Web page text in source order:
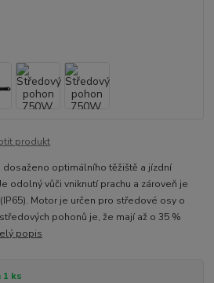
produkt
optimálního těžiště a jízdní
odolný vůči vniknutí prachu a zároveň je
Motor je určen pro středové osy o
pohonů je, že mají až o 35 %
popis
1 ks